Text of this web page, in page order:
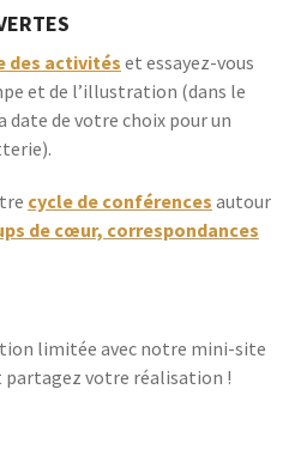
des activitéset essayez-vous
et de l’illustration (dans le
date de votre choix pour un
cycle de conférences autour
de cœur, correspondances
limitée avec notre mini-site
partagez votre réalisation !